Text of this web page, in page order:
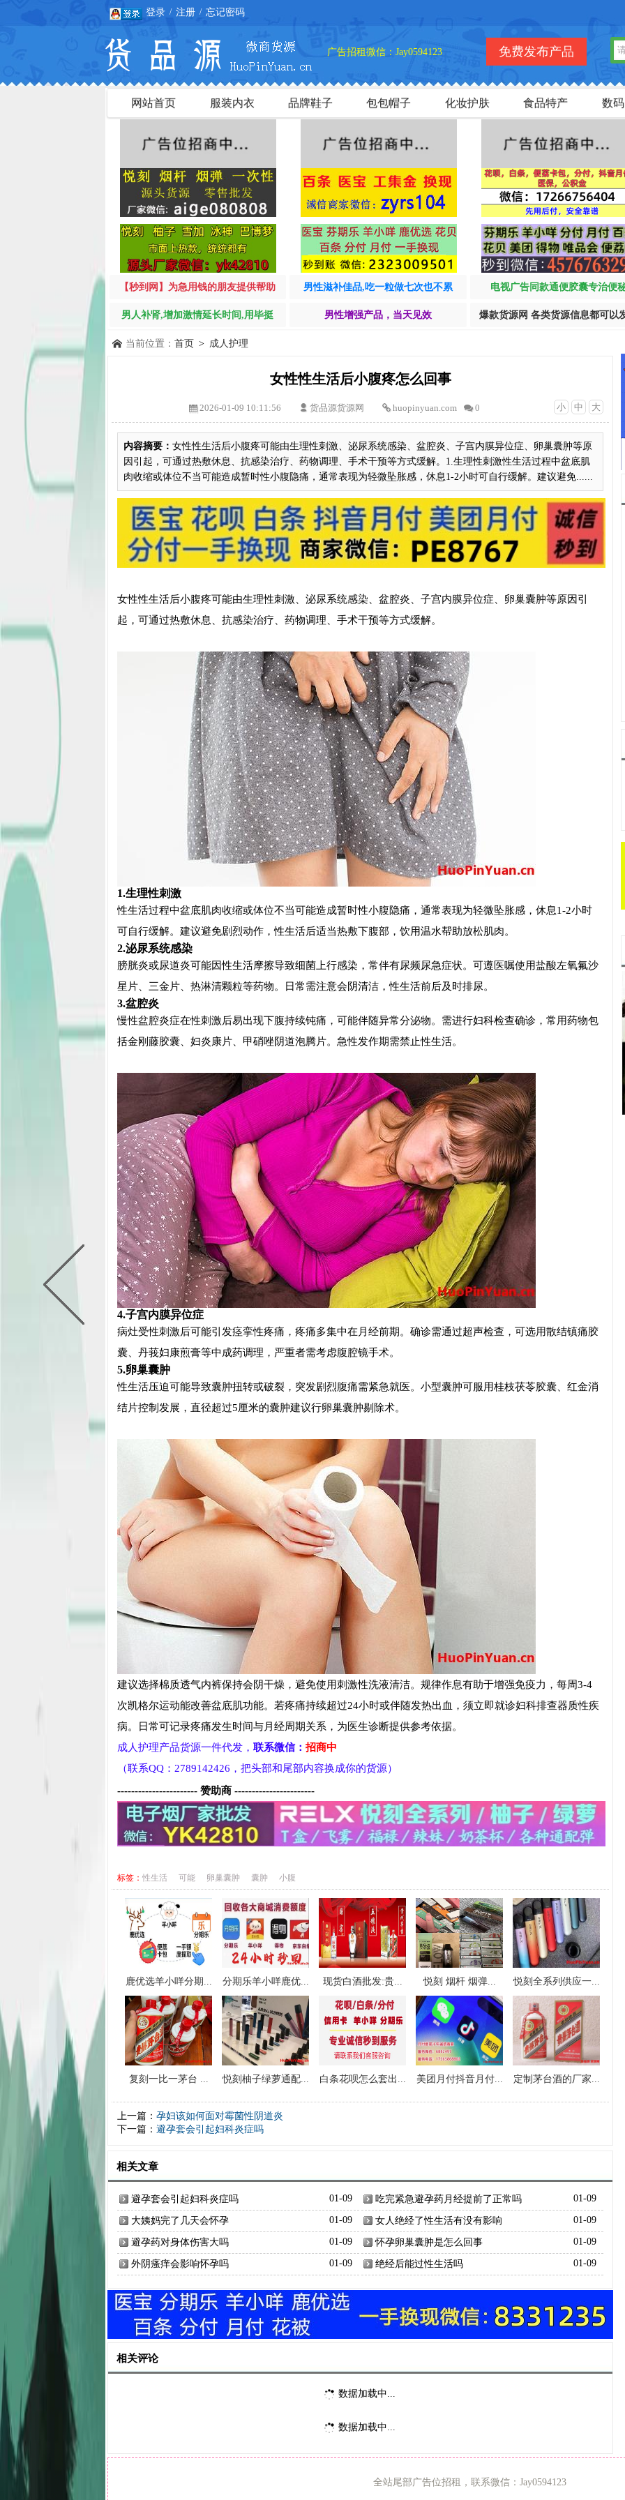
登录 / 注册 / 忘记密码
广告招租微信：Jay0594123 免费发布产品
网站首页 服装内衣 品牌鞋子 包包帽子 化妆护肤 食品特产 数
【秒到网】为急用钱的朋友提供帮助 男性滋补佳品,吃一粒做七次也不累 电视广告同款通便胶囊专治便
男人补肾,增加激情延长时间,用毕挺 男性增强产品，当天见效 爆款货源网 各类货源信息都可以
当前位置： 首页 > 成人护理
女性性生活后小腹疼怎么回事
小 中 大
2026-01-09 10:11:56 货品源货源网 huopinyuan.com 0
内容摘要： 女性性生活后小腹疼可能由生理性刺激、泌尿系统感染、盆腔炎、子宫内膜异位症、卵巢囊肿等原
因引起，可通过热敷休息、抗感染治疗、药物调理、手术干预等方式缓解。1.生理性刺激性生活过程中盆底肌
肉收缩或体位不当可能造成暂时性小腹隐痛，通常表现为轻微坠胀感，休息1-2小时可自行缓解。建议避免......
女性性生活后小腹疼可能由生理性刺激、泌尿系统感染、盆腔炎、子宫内膜异位症、卵巢囊肿等原因引
起，可通过热敷休息、抗感染治疗、药物调理、手术干预等方式缓解。
1.生理性刺激
性生活过程中盆底肌肉收缩或体位不当可能造成暂时性小腹隐痛，通常表现为轻微坠胀感，休息1-2小时
可自行缓解。建议避免剧烈动作，性生活后适当热敷下腹部，饮用温水帮助放松肌肉。
2.泌尿系统感染
膀胱炎或尿道炎可能因性生活摩擦导致细菌上行感染，常伴有尿频尿急症状。可遵医嘱使用盐酸左氧氟沙
星片、三金片、热淋清颗粒等药物。日常需注意会阴清洁，性生活前后及时排尿。
3.盆腔炎
慢性盆腔炎症在性刺激后易出现下腹持续钝痛，可能伴随异常分泌物。需进行妇科检查确诊，常用药物包
括金刚藤胶囊、妇炎康片、甲硝唑阴道泡腾片。急性发作期需禁止性生活。
4.子宫内膜异位症
病灶受性刺激后可能引发痉挛性疼痛，疼痛多集中在月经前期。确诊需通过超声检查，可选用散结镇痛胶
囊、丹莪妇康煎膏等中成药调理，严重者需考虑腹腔镜手术。
5.卵巢囊肿
性生活压迫可能导致囊肿扭转或破裂，突发剧烈腹痛需紧急就医。小型囊肿可服用桂枝茯苓胶囊、红金消
结片控制发展，直径超过5厘米的囊肿建议行卵巢囊肿剔除术。
建议选择棉质透气内裤保持会阴干燥，避免使用刺激性洗液清洁。规律作息有助于增强免疫力，每周3-4
次凯格尔运动能改善盆底肌功能。若疼痛持续超过24小时或伴随发热出血，须立即就诊妇科排查器质性疾
病。日常可记录疼痛发生时间与月经周期关系，为医生诊断提供参考依据。
成人护理产品货源一件代发， 联系微信： 招商中
（联系QQ：2789142426，把头部和尾部内容换成你的货源）
----------------------- 赞助商 -----------------------
标签： 性生活 可能 卵巢囊肿 囊肿 小腹
鹿优选羊小咩分期... 分期乐羊小咩鹿优... 现货白酒批发:贵... 悦刻 烟杆 烟弹... 悦刻全系列供应一...
复刻一比一茅台 ... 悦刻柚子绿萝通配... 白条花呗怎么套出... 美团月付抖音月付... 定制茅台酒的厂家...
上一篇： 孕妇该如何面对霉菌性阴道炎
下一篇： 避孕套会引起妇科炎症吗
相关文章
01-09
避孕套会引起妇科炎症吗 01-09
吃完紧急避孕药月经提前了正常吗
01-09
大姨妈完了几天会怀孕 01-09
女人绝经了性生活有没有影响
01-09
避孕药对身体伤害大吗 01-09
怀孕卵巢囊肿是怎么回事
01-09
外阴瘙痒会影响怀孕吗 01-09
绝经后能过性生活吗
相关评论
数据加载中...
数据加载中...
全站尾部广告位招租，联系微信：Jay0594123